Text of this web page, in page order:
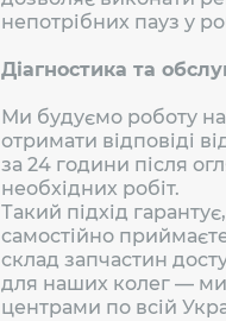
непотрібних пауз у
Діагностика та
Ми будуємо роботу на
отримати відповіді
за 24 години після
необхідних робіт.
Такий підхід
самостійно
склад запчастин
для наших колег —
центрами по всій